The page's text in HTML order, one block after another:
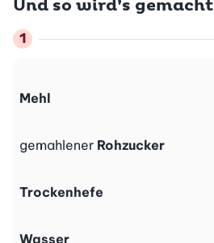
Und so wird’s gemacht
Mehl
gemahlener Rohzucker
Trockenhefe
Wasser